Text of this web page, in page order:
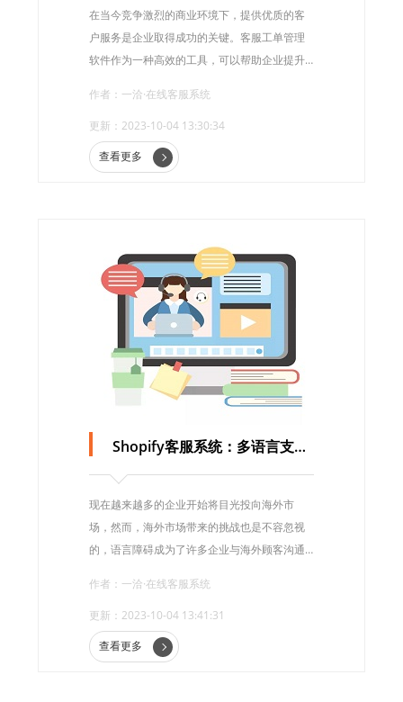
在当今竞争激烈的商业环境下，提供优质的客
户服务是企业取得成功的关键。客服工单管理
软件作为一种高效的工具，可以帮助企业提升
作者：一洽·在线客服系统
更新：2023-10-04 13:30:34
查看更多
Shopify客服系统：多语言支持，满足海外顾客需求
现在越来越多的企业开始将目光投向海外市
场，然而，海外市场带来的挑战也是不容忽视
的，语言障碍成为了许多企业与海外顾客沟通
作者：一洽·在线客服系统
更新：2023-10-04 13:41:31
查看更多